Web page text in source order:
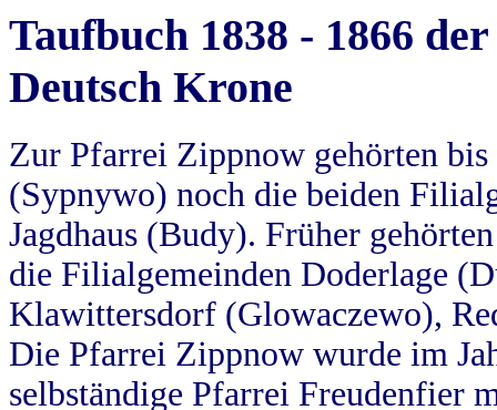
Taufbuch 1838 - 1866
Deutsch Krone
Zur Pfarrei Zippnow gehörten
(Sypnywo) noch die beiden
Jagdhaus (Budy). Früher
die Filialgemeinden Doderlage
Klawittersdorf (Glowaczewo),
Die Pfarrei Zippnow wurde im
selbständige Pfarrei Freudenfier